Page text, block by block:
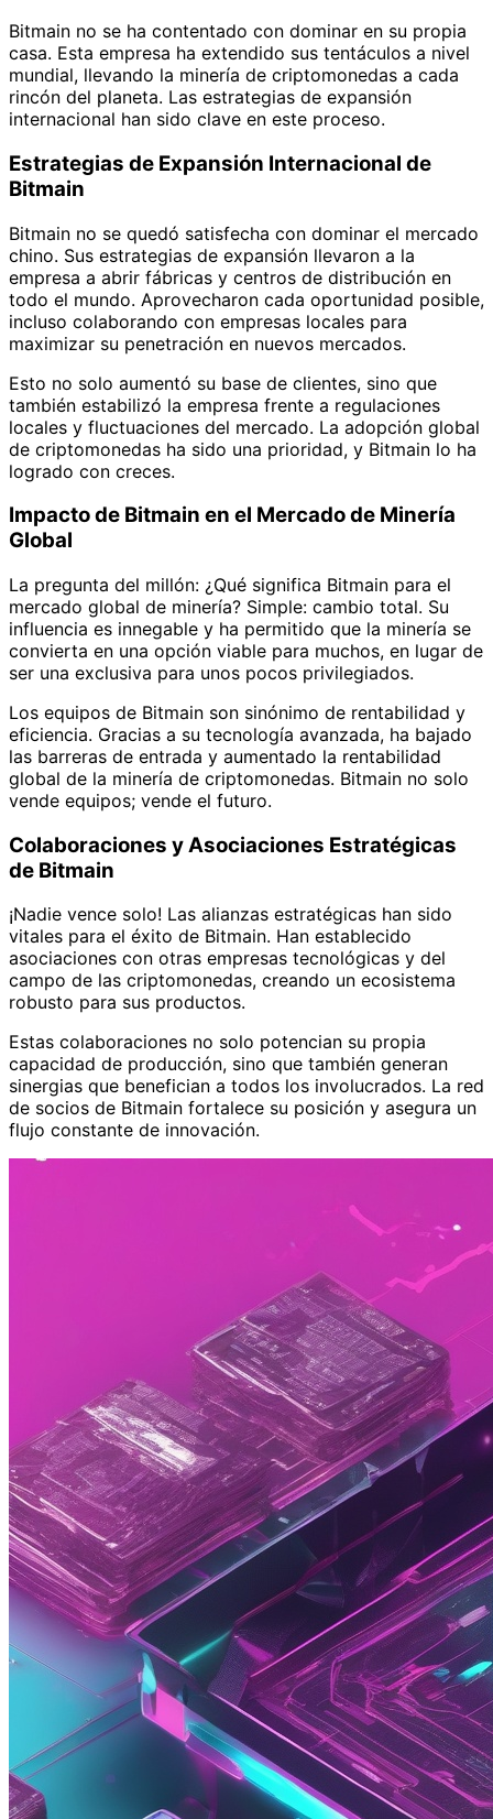
Bitmain no se ha contentado con dominar en su propia
casa. Esta empresa ha extendido sus tentáculos a nivel
mundial, llevando la minería de criptomonedas a cada
rincón del planeta. Las estrategias de expansión
internacional han sido clave en este proceso.
Estrategias de Expansión Internacional de
Bitmain
Bitmain no se quedó satisfecha con dominar el mercado
chino. Sus estrategias de expansión llevaron a la
empresa a abrir fábricas y centros de distribución en
todo el mundo. Aprovecharon cada oportunidad posible,
incluso colaborando con empresas locales para
maximizar su penetración en nuevos mercados.
Esto no solo aumentó su base de clientes, sino que
también estabilizó la empresa frente a regulaciones
locales y fluctuaciones del mercado. La adopción global
de criptomonedas ha sido una prioridad, y Bitmain lo ha
logrado con creces.
Impacto de Bitmain en el Mercado de Minería
Global
La pregunta del millón: ¿Qué significa Bitmain para el
mercado global de minería? Simple: cambio total. Su
influencia es innegable y ha permitido que la minería se
convierta en una opción viable para muchos, en lugar de
ser una exclusiva para unos pocos privilegiados.
Los equipos de Bitmain son sinónimo de rentabilidad y
eficiencia. Gracias a su tecnología avanzada, ha bajado
las barreras de entrada y aumentado la rentabilidad
global de la minería de criptomonedas. Bitmain no solo
vende equipos; vende el futuro.
Colaboraciones y Asociaciones Estratégicas
de Bitmain
¡Nadie vence solo! Las alianzas estratégicas han sido
vitales para el éxito de Bitmain. Han establecido
asociaciones con otras empresas tecnológicas y del
campo de las criptomonedas, creando un ecosistema
robusto para sus productos.
Estas colaboraciones no solo potencian su propia
capacidad de producción, sino que también generan
sinergias que benefician a todos los involucrados. La red
de socios de Bitmain fortalece su posición y asegura un
flujo constante de innovación.